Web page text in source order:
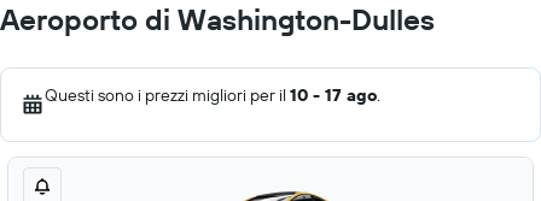
Aeroporto di Washington-Dulles
Questi sono i prezzi migliori per il 10 - 17 ago.